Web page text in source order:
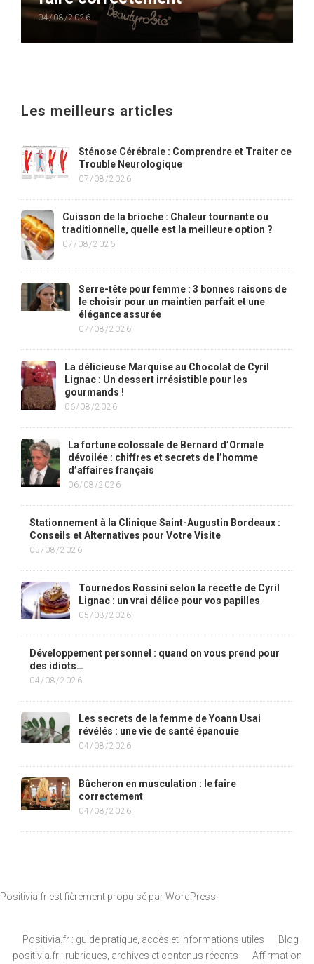
04/08/2026
Les meilleurs articles
Sténose Cérébrale : Comprendre et Traiter ce
Trouble Neurologique
07/08/2026
Cuisson de la brioche : Chaleur tournante ou
traditionnelle, quelle est la meilleure option ?
07/08/2026
Serre-tête pour femme : 3 bonnes raisons de
le choisir pour un maintien parfait et une
élégance assurée
07/08/2026
La délicieuse Marquise au Chocolat de Cyril
Lignac : Un dessert irrésistible pour les
gourmands !
06/08/2026
La fortune colossale de Bernard d’Ormale
dévoilée : chiffres et secrets de l’homme
d’affaires français
06/08/2026
Stationnement à la Clinique Saint-Augustin Bordeaux :
Conseils et Alternatives pour Votre Visite
05/08/2026
Tournedos Rossini selon la recette de Cyril
Lignac : un vrai délice pour vos papilles
05/08/2026
Développement personnel : quand on vous prend pour
des idiots…
04/08/2026
Les secrets de la femme de Yoann Usai
révélés : une vie de santé épanouie
04/08/2026
Bûcheron en musculation : le faire
correctement
04/08/2026
Positivia.fr est fièrement propulsé parWordPress
Positivia.fr : guide pratique, accès et informations utiles
Blog
positivia.fr : rubriques, archives et contenus récents
Affirmation